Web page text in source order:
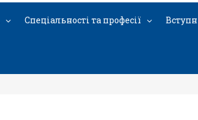
Спеціальності та професії